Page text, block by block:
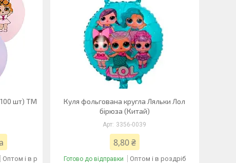
шт) ТМ
Оптом і в роздріб
Куля фольгована кругла Ляльки Лол
бірюза (Китай)
3356-0039
8,80 ₴
Готово до відправки Оптом і в роздріб